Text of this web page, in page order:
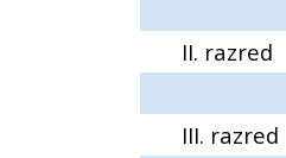
II. razred
III. razred